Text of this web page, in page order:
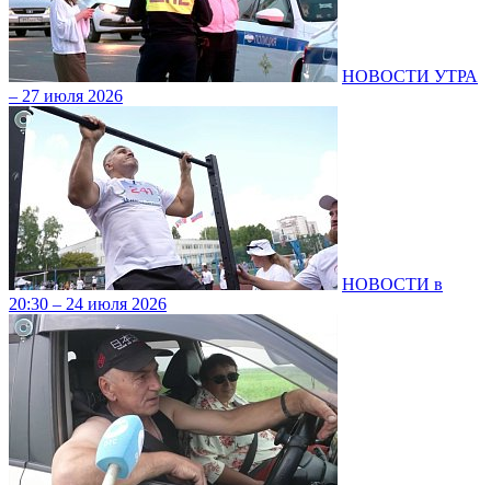
НОВОСТИ УТРА
– 27 июля 2026
НОВОСТИ в
20:30 – 24 июля 2026